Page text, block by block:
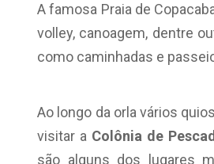
A famosa Praia de
volley, canoagem, dentre
como caminhadas e
Ao longo da orla vários
visitar a Colônia de
são alguns dos lugares